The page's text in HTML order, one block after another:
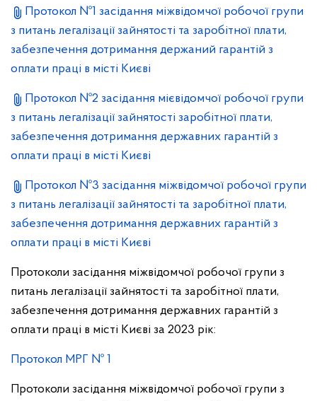
Протокол №1 засідання міжвідомчої робочої групи
з питань легалізації зайнятості та заробітної плати,
забезпечення дотримання держаний гарантій з
оплати праці в місті Києві
Протокол №2 засідання мієвідомчої робочої групи
з питань легалізації зайнятості заробітної плати,
забезпечення дотримання державних гарантій з
оплати праці в місті Києві
Протокол №3 засідання міжвідомчої робочої групи
з питань легалізації зайнятості та заробітної плати,
забезпечення дотримання державних гарантій з
оплати праці в місті Києві
Протоколи засідання міжвідомчої робочої групи з
питань легалізації зайнятості та заробітної плати,
забезпечення дотримання державних гарантій з
оплати праці в місті Києві за 2023 рік:
Протокол МРГ № 1
Протоколи засідання міжвідомчої робочої групи з